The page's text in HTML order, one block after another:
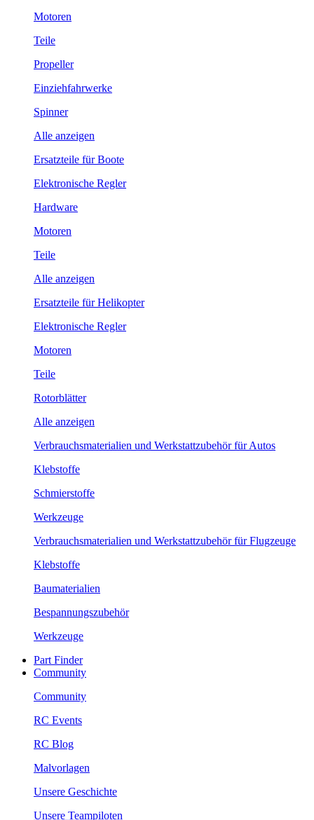
Motoren
Teile
Propeller
Einziehfahrwerke
Spinner
Alle anzeigen
Ersatzteile für Boote
Elektronische Regler
Hardware
Motoren
Teile
Alle anzeigen
Ersatzteile für Helikopter
Elektronische Regler
Motoren
Teile
Rotorblätter
Alle anzeigen
Verbrauchsmaterialien und Werkstattzubehör für Autos
Klebstoffe
Schmierstoffe
Werkzeuge
Verbrauchsmaterialien und Werkstattzubehör für Flugzeuge
Klebstoffe
Baumaterialien
Bespannungszubehör
Werkzeuge
Part Finder
Community
Community
RC Events
RC Blog
Malvorlagen
Unsere Geschichte
Unsere Teampiloten